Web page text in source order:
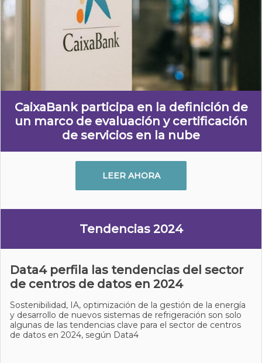
CaixaBank participa en la definición de
un marco de evaluación y certificación
de servicios en la nube
LEER AHORA
Tendencias 2024
Data4 perfila las tendencias del sector
de centros de datos en 2024
Sostenibilidad, IA, optimización de la gestión de la energía
y desarrollo de nuevos sistemas de refrigeración son solo
algunas de las tendencias clave para el sector de centros
de datos en 2024, según Data4